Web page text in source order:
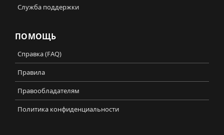
Служба поддержки
ПОМОЩЬ
Справка (FAQ)
Правила
Правообладателям
Политика конфиденциальности